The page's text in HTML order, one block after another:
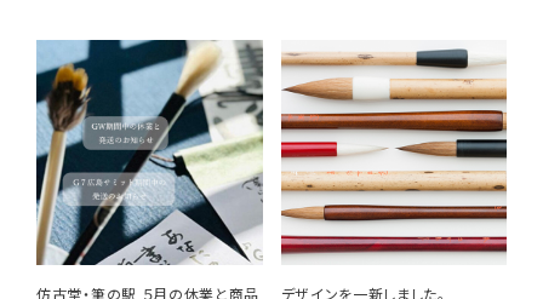
仿古堂・筆の駅 ５月の休業と商品
デザインを一新しました。